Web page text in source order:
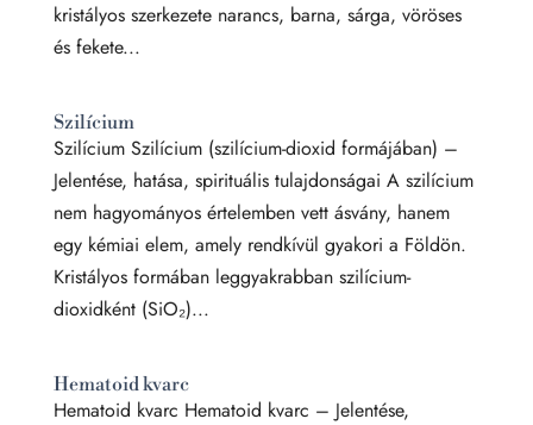
kristályos szerkezete narancs, barna, sárga, vöröses
és fekete...
Szilícium
Szilícium Szilícium (szilícium-dioxid formájában) –
Jelentése, hatása, spirituális tulajdonságai A szilícium
nem hagyományos értelemben vett ásvány, hanem
egy kémiai elem, amely rendkívül gyakori a Földön.
Kristályos formában leggyakrabban szilícium-
dioxidként (SiO₂)...
Hematoid kvarc
Hematoid kvarc Hematoid kvarc – Jelentése,